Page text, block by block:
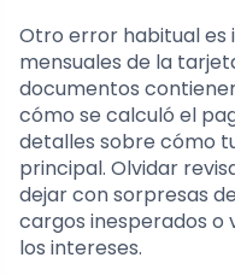
Otro error habitual es
mensuales de la
documentos
cómo se calculó el
detalles sobre cómo
principal. Olvidar
dejar con sorpresas
cargos inesperados o
los intereses.